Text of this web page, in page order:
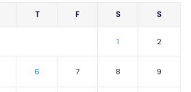
T F S S
1 2
6 7 8 9